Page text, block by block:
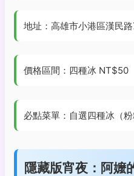
地址：高雄市小港區漢民
價格區間：四種冰 NT$50
必點菜單：自選四種冰（
隱藏版宵夜：阿嬤